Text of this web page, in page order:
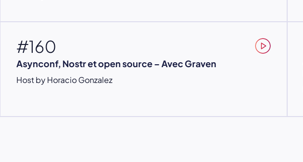
#160
Asynconf, Nostr et open source – Avec Graven
Host by Horacio Gonzalez